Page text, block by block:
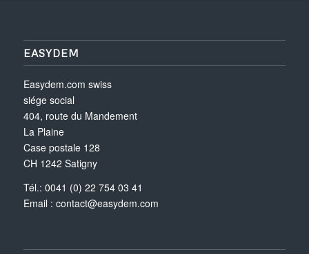
EASYDEM
Easydem.com swiss
siége social
404, route du Mandement
La Plaine
Case postale 128
CH 1242 Satigny
Tél.: 0041 (0) 22 754 03 41
Email : contact@easydem.com